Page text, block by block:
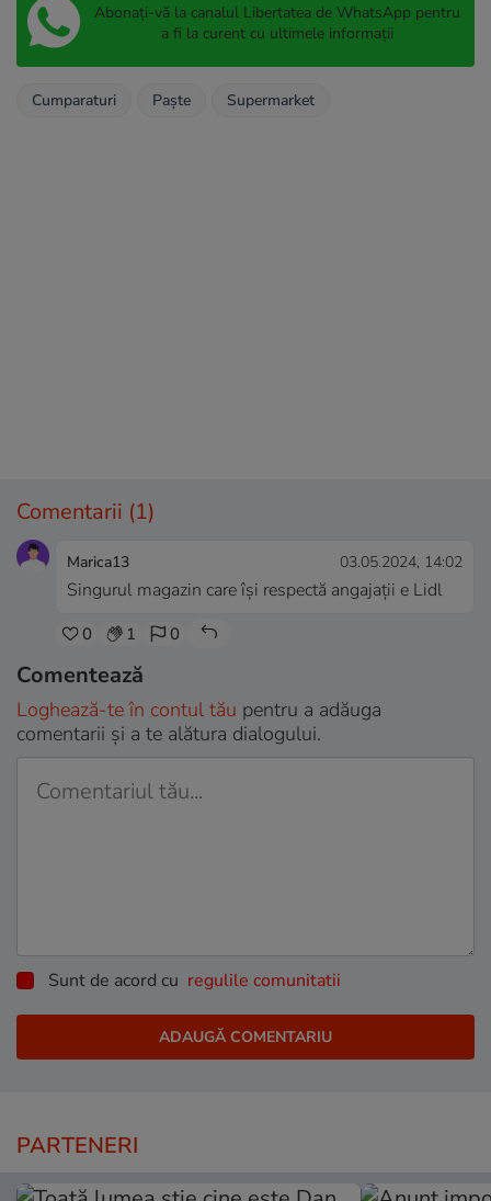
Abonați-vă la canalul Libertatea de WhatsApp pentru
a fi la curent cu ultimele informații
Cumparaturi Paște Supermarket
Comentarii (1)
Marica13 03.05.2024, 14:02
Singurul magazin care își respectă angajații e Lidl
0 1 0
Comentează
Loghează-te în contul tău pentru a adăuga
comentarii și a te alătura dialogului.
Sunt de acord cu regulile comunitatii
PARTENERI